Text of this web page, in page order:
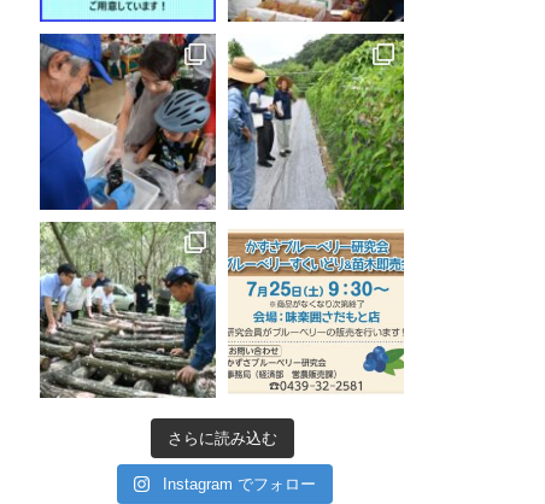
さらに読み込む
Instagram でフォロー